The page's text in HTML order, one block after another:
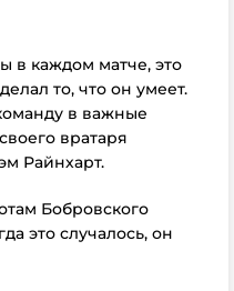
в каждом матче, это
то, что он умеет.
в важные
вратаря
Райнхарт.
Бобровского
это случалось, он